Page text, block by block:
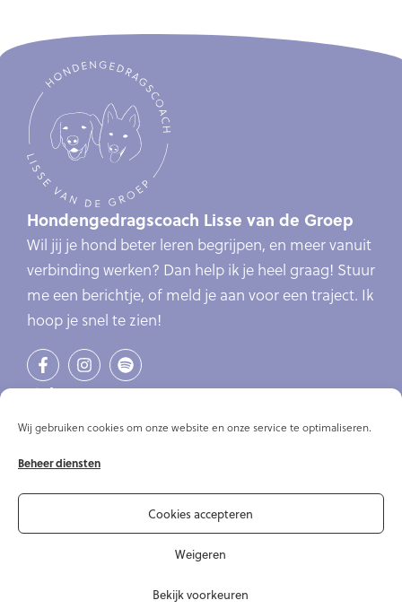
Wij gebruiken cookies om onze website en onze service te optimaliseren.
Beheer diensten
Cookies accepteren
Weigeren
Bekijk voorkeuren
Hondengedragscoach Lisse van de Groep
Wil jij je hond beter leren begrijpen, en meer vanuit
verbinding werken? Dan help ik je heel graag! Stuur
me een berichtje, of meld je aan voor een traject. Ik
hoop je snel te zien!
Links
Online cursus verlatingsangst
Online cursussen
Artikelen
Contact